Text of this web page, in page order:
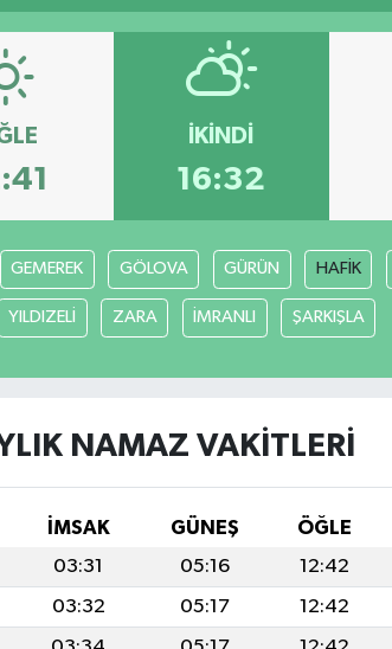
İKINDI
16:32
GEMEREK GÖLOVA GÜRÜN HAFİK
YILDIZELİ ZARA İMRANLI ŞARKIŞLA
NAMAZ VAKITLERI
İMSAK GÜNEŞ ÖĞLE
03:31 05:16 12:42
03:32 05:17 12:42